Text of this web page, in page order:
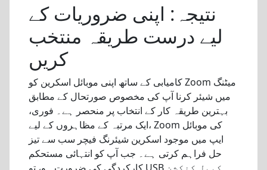
نتیجہ: اپنی ضروریات کے
لیے درست طریقہ منتخب
کریں
کامیابی کے ساتھ اپنی موبائل اسکرین کو Zoom میٹنگ
میں شیئر کرنا آپ کی مخصوص صورتحال کے مطابق
بہترین طریقہ کار کے انتخاب پر منحصر ہے۔ فوری،
ایک مرتبہ کے مظاہروں کے لیے، Zoom کی موبائل
ایپ میں موجود اسکرین شیئرنگ فیچر سب سے تیز
حل فراہم کرتی ہے۔ جب آپ کو انتہائی مستحکم